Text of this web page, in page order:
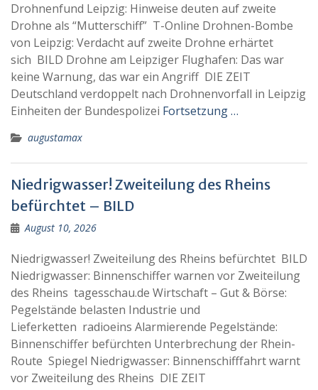
Drohnenfund Leipzig: Hinweise deuten auf zweite
Drohne als “Mutterschiff” T-Online Drohnen-Bombe
von Leipzig: Verdacht auf zweite Drohne erhärtet
sich BILD Drohne am Leipziger Flughafen: Das war
keine Warnung, das war ein Angriff DIE ZEIT
Deutschland verdoppelt nach Drohnenvorfall in Leipzig
Einheiten der Bundespolizei Fortsetzung …
augustamax
Niedrigwasser! Zweiteilung des Rheins
befürchtet – BILD
August 10, 2026
Niedrigwasser! Zweiteilung des Rheins befürchtet BILD
Niedrigwasser: Binnenschiffer warnen vor Zweiteilung
des Rheins tagesschau.de Wirtschaft – Gut & Börse:
Pegelstände belasten Industrie und
Lieferketten radioeins Alarmierende Pegelstände:
Binnenschiffer befürchten Unterbrechung der Rhein-
Route Spiegel Niedrigwasser: Binnenschifffahrt warnt
vor Zweiteilung des Rheins DIE ZEIT